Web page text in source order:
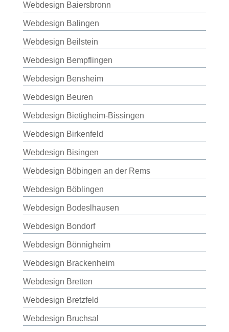
Webdesign Baiersbronn
Webdesign Balingen
Webdesign Beilstein
Webdesign Bempflingen
Webdesign Bensheim
Webdesign Beuren
Webdesign Bietigheim-Bissingen
Webdesign Birkenfeld
Webdesign Bisingen
Webdesign Böbingen an der Rems
Webdesign Böblingen
Webdesign Bodeslhausen
Webdesign Bondorf
Webdesign Bönnigheim
Webdesign Brackenheim
Webdesign Bretten
Webdesign Bretzfeld
Webdesign Bruchsal